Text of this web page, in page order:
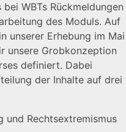
WBTs Rückmeldungen
des Moduls. Auf
unserer Erhebung im Mai
unsere Grobkonzeption
definiert. Dabei
der Inhalte auf drei
und Rechtsextremismus